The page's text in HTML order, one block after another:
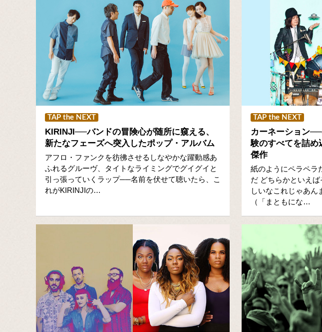
TAP the NEXT
KIRINJI──バンドの冒険心が随所に窺える、
新たなフェーズへ突入したポップ・アルバム
アフロ・ファンクを彷彿させるしなやかな躍動感あ
ふれるグルーヴ、タイトなライミングでグイグイと
引っ張っていくラップ──名前を伏せて聴いたら、こ
れがKIRINJIの…
TAP the NEXT
カーネーション
験のすべてを詰め
傑作
紙のようにペラペラ
だ どちらかといえ
しいなこれじゃあん
（「まともにな…